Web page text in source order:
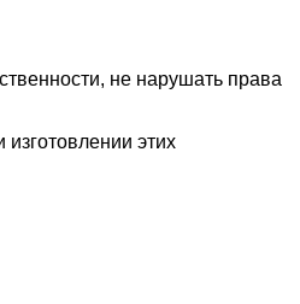
не нарушать права
этих